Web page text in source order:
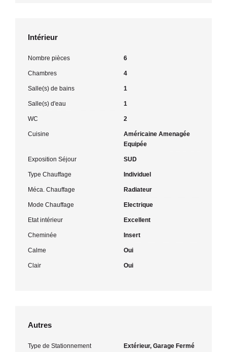
Intérieur
Nombre pièces 6
Chambres 4
Salle(s) de bains 1
Salle(s) d'eau 1
WC 2
Cuisine
Américaine Amenagée
Equipée
Exposition Séjour SUD
Type Chauffage Individuel
Méca. Chauffage Radiateur
Mode Chauffage Electrique
Etat intérieur Excellent
Cheminée Insert
Calme Oui
Clair Oui
Autres
Type de Stationnement Extérieur, Garage Fermé